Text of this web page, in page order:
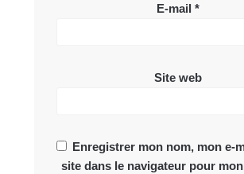
E-mail *
Site web
Enregistrer mon nom, mon e-
site dans le navigateur pour